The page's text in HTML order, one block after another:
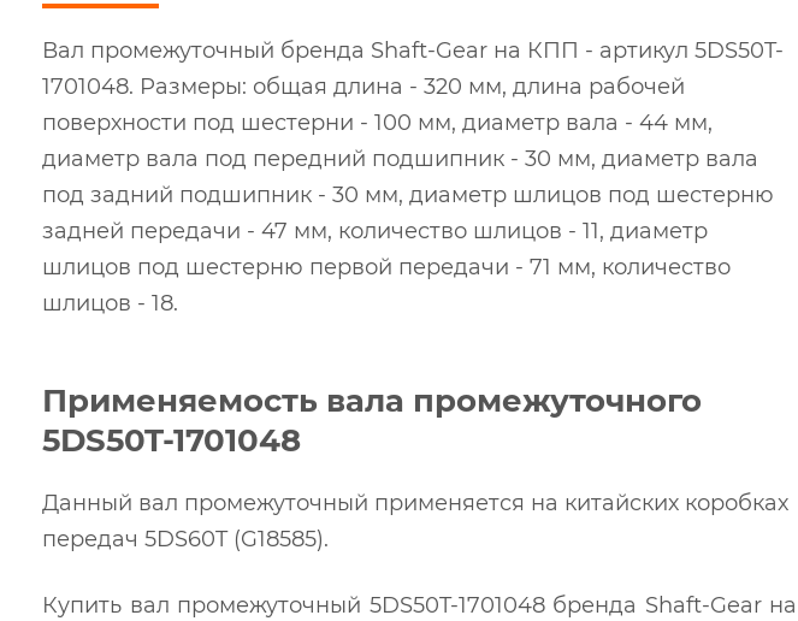
Вал промежуточный бренда Shaft-Gear на КПП - артикул 5DS50T-
1701048. Размеры: общая длина - 320 мм, длина рабочей
поверхности под шестерни - 100 мм, диаметр вала - 44 мм,
диаметр вала под передний подшипник - 30 мм, диаметр вала
под задний подшипник - 30 мм, диаметр шлицов под шестерню
задней передачи - 47 мм, количество шлицов - 11, диаметр
шлицов под шестерню первой передачи - 71 мм, количество
шлицов - 18.
Применяемость вала промежуточного
5DS50T-1701048
Данный вал промежуточный применяется на китайских коробках
передач 5DS60T (G18585).
Купить вал промежуточный 5DS50T-1701048 бренда Shaft-Gear на